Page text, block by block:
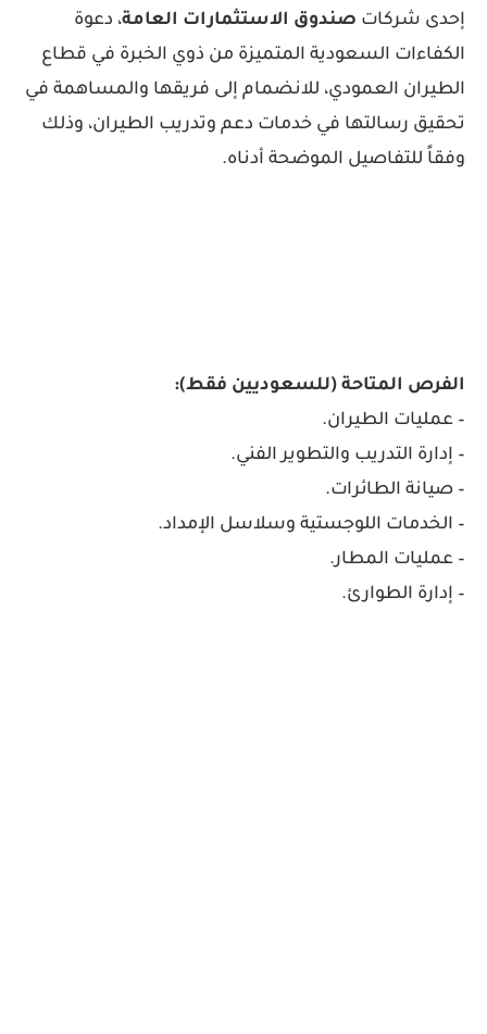
إحدى شركات صندوق الاستثمارات العامة، دعوة
الكفاءات السعودية المتميزة من ذوي الخبرة في قطاع
الطيران العمودي، للانضمام إلى فريقها والمساهمة في
تحقيق رسالتها في خدمات دعم وتدريب الطيران، وذلك
وفقاً للتفاصيل الموضحة أدناه.
الفرص المتاحة (للسعوديين فقط):
– عمليات الطيران.
– إدارة التدريب والتطوير الفني.
– صيانة الطائرات.
– الخدمات اللوجستية وسلاسل الإمداد.
– عمليات المطار.
– إدارة الطوارئ.